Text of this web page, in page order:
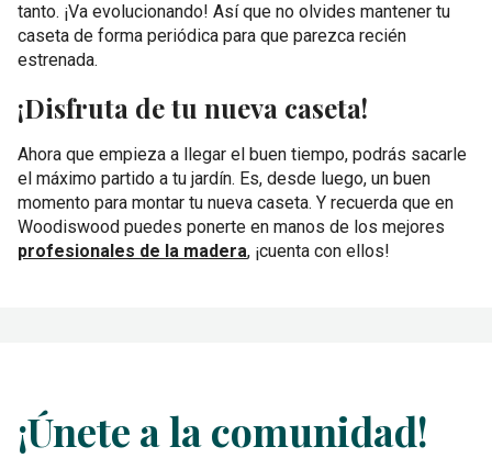
tanto. ¡Va evolucionando! Así que no olvides mantener tu
caseta de forma periódica para que parezca recién
estrenada.
¡Disfruta de tu nueva caseta!
Ahora que empieza a llegar el buen tiempo, podrás sacarle
el máximo partido a tu jardín. Es, desde luego, un buen
momento para montar tu nueva caseta. Y recuerda que en
Woodiswood puedes ponerte en manos de los mejores
profesionales de la madera, ¡cuenta con ellos!
¡Únete a la comunidad!